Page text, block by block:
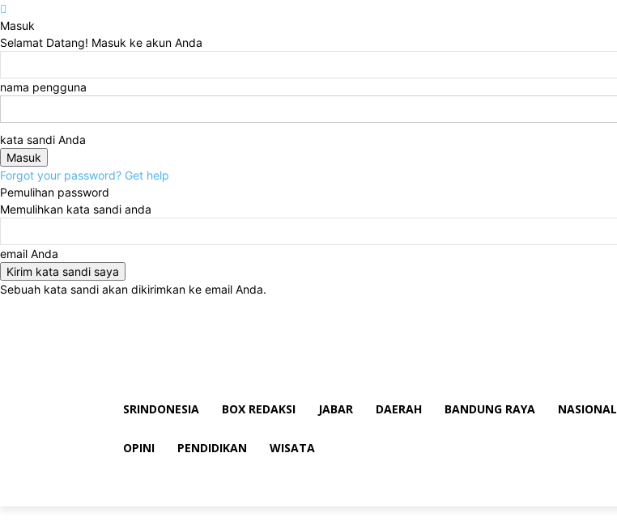
Masuk
Selamat Datang! Masuk ke akun Anda
nama pengguna
kata sandi Anda
Forgot your password? Get help
Pemulihan password
Memulihkan kata sandi anda
email Anda
Sebuah kata sandi akan dikirimkan ke email Anda.
SRINDONESIA BOX REDAKSI JABAR DAERAH BANDUNG RAYA NASIONAL
OPINI PENDIDIKAN WISATA